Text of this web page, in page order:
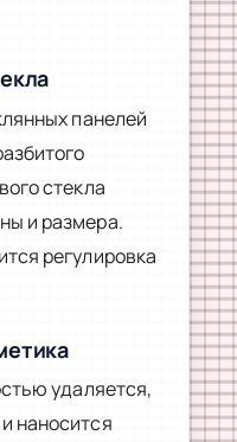
панелей
стекла
и размера.
регулировка
удаляется,
наносится